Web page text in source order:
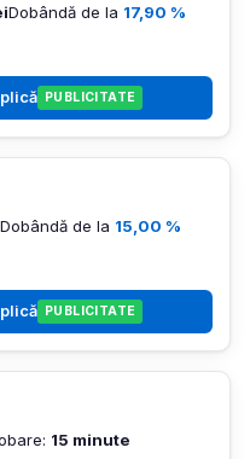
Dobândă de la 17,90 %
PUBLICITATE
Dobândă de la 15,00 %
PUBLICITATE
15 minute